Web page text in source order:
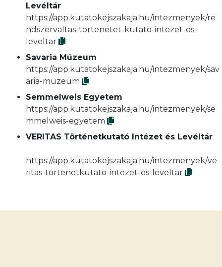
Levéltár
https://app.kutatokejszakaja.hu/intezmenyek/re
ndszervaltas-tortenetet-kutato-intezet-es-
leveltar
Savaria Múzeum
https://app.kutatokejszakaja.hu/intezmenyek/sav
aria-muzeum
Semmelweis Egyetem
https://app.kutatokejszakaja.hu/intezmenyek/se
mmelweis-egyetem
VERITAS Történetkutató Intézet és Levéltár
https://app.kutatokejszakaja.hu/intezmenyek/ve
ritas-tortenetkutato-intezet-es-leveltar